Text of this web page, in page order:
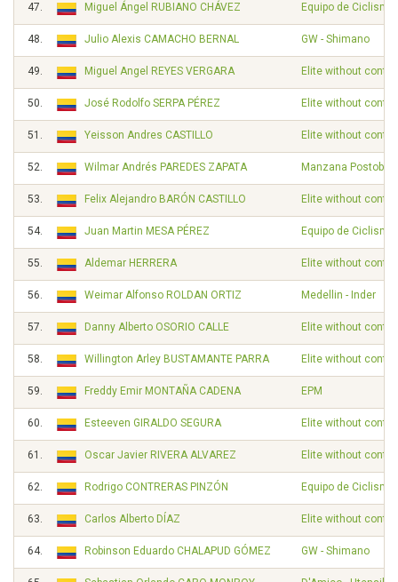
47. Miguel Ángel RUBIANO CHÁVEZ Equipo de
48. Julio Alexis CAMACHO BERNAL GW - Shimano
49. Miguel Angel REYES VERGARA Elite without
50. José Rodolfo SERPA PÉREZ Elite without
51. Yeisson Andres CASTILLO Elite without
52. Wilmar Andrés PAREDES ZAPATA Manzana
53. Felix Alejandro BARÓN CASTILLO Elite without
54. Juan Martin MESA PÉREZ Equipo de
55. Aldemar HERRERA Elite without
56. Weimar Alfonso ROLDAN ORTIZ Medellin - Inder
57. Danny Alberto OSORIO CALLE Elite without
58. Willington Arley BUSTAMANTE PARRA Elite without
59. Freddy Emir MONTAÑA CADENA EPM
60. Esteeven GIRALDO SEGURA Elite without
61. Oscar Javier RIVERA ALVAREZ Elite without
62. Rodrigo CONTRERAS PINZÓN Equipo de
63. Carlos Alberto DÍAZ Elite without
64. Robinson Eduardo CHALAPUD GÓMEZ GW - Shimano